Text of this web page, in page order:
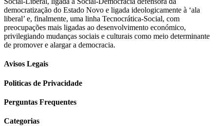
democratização do Estado Novo e ligada ideologicamente à ‘ala
liberal’ e, finalmente, uma linha Tecnocrática-Social, com
preocupações mais ligadas ao desenvolvimento económico,
privilegiando mudanças sociais e culturais como meio determinante
de promover e alargar a democracia.
Avisos Legais
Politicas de Privacidade
Perguntas Frequentes
Categorias